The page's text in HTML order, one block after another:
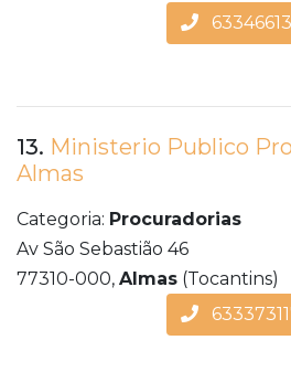
13. Ministerio Publico
Almas
Categoria: Procuradorias
Av São Sebastião 46
77310-000, Almas (Tocantins)